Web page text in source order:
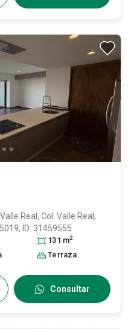
Real, Col. Valle Real,
, ID: 31459555
131 m2
Terraza
Consultar